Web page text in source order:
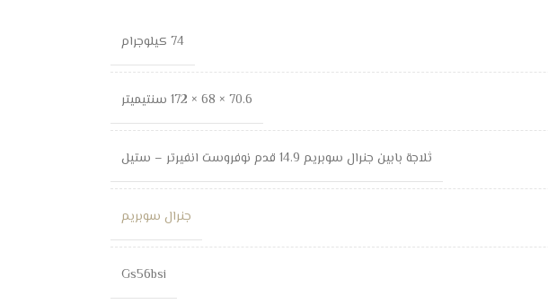
74 كيلوجرام
70.6 × 68 × 172 سنتيميتر
ثلاجة بابين جنرال سوبريم 14.9 قدم نوفروست انفيرتر – ستيل
جنرال سوبريم
Gs56bsi